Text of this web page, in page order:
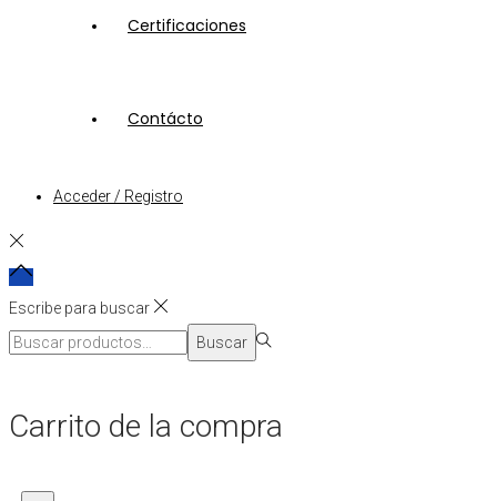
Certificaciones
Contácto
Acceder / Registro
Escribe para buscar
Búsqueda
Buscar
Carrito de la compra